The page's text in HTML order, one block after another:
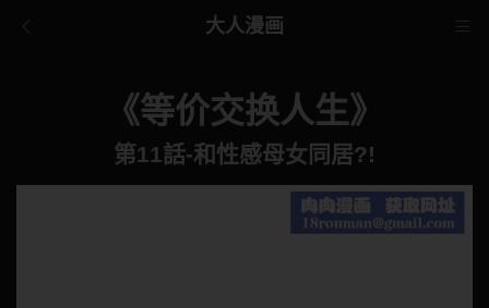
大人漫画
《等价交换人生》
第11話-和性感母女同居?!